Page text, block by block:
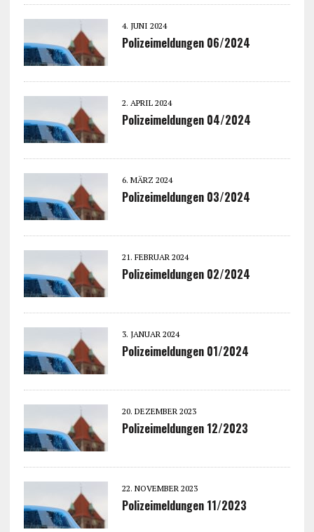
4. JUNI 2024
Polizeimeldungen 06/2024
2. APRIL 2024
Polizeimeldungen 04/2024
6. MÄRZ 2024
Polizeimeldungen 03/2024
21. FEBRUAR 2024
Polizeimeldungen 02/2024
3. JANUAR 2024
Polizeimeldungen 01/2024
20. DEZEMBER 2023
Polizeimeldungen 12/2023
22. NOVEMBER 2023
Polizeimeldungen 11/2023